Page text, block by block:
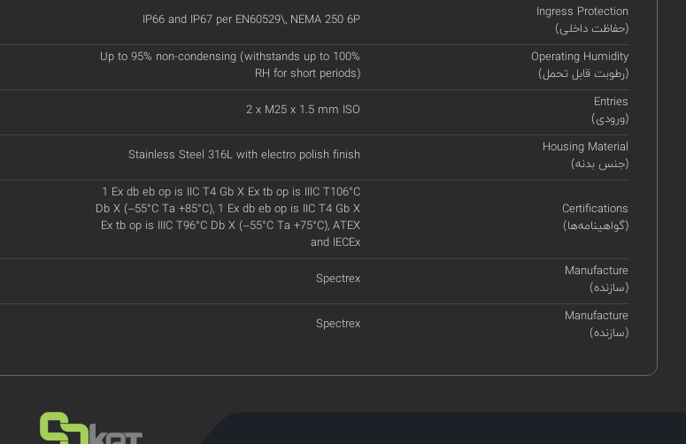
Ingress Protection
(حفاظت داخلی)
IP66 and IP67 per EN60529\, NEMA 250 6P
Operating Humidity
(رطوبت قابل تحمل)
Up to 95% non-condensing (withstands up to 100%
RH for short periods)
Entries
(ورودی)
2 x M25 x 1.5 mm ISO
Housing Material
(جنس بدنه)
Stainless Steel 316L with electro polish finish
Certifications
(گواهینامه‌ها)
1 Ex db eb op is IIC T4 Gb X Ex tb op is IIIC T106°C
Db X (–55°C Ta +85°C), 1 Ex db eb op is IIC T4 Gb X
Ex tb op is IIIC T96°C Db X (–55°C Ta +75°C), ATEX
and IECEx
Manufacture
(سازنده)
Spectrex
Manufacture
(سازنده)
Spectrex